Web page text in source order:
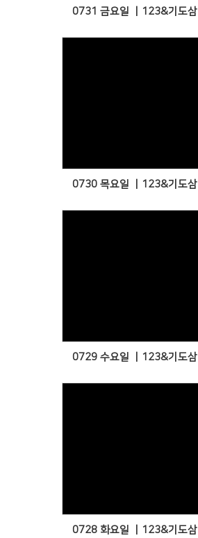
0731 금요일 ㅣ123&기도
0730 목요일 ㅣ123&기도
0729 수요일 ㅣ123&기도
0728 화요일 ㅣ123&기도